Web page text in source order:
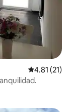
Calificación
4.81 (21)